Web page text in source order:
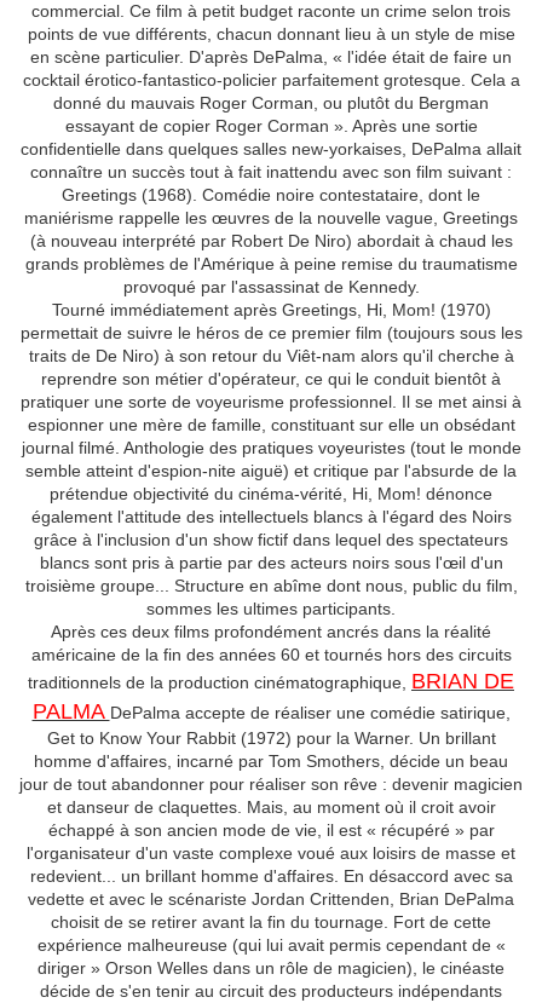
commercial. Ce film à petit budget raconte un crime selon trois
points de vue différents, chacun donnant lieu à un style de mise
en scène particulier. D'après DePalma, « l'idée était de faire un
cocktail érotico-fantastico-policier parfaitement grotesque. Cela a
donné du mauvais Roger Corman, ou plutôt du Bergman
essayant de copier Roger Corman ». Après une sortie
confidentielle dans quelques salles new-yorkaises, DePalma allait
connaître un succès tout à fait inattendu avec son film suivant :
Greetings (1968). Comédie noire contestataire, dont le
maniérisme rappelle les œuvres de la nouvelle vague, Greetings
(à nouveau interprété par Robert De Niro) abordait à chaud les
grands problèmes de l'Amérique à peine remise du traumatisme
provoqué par l'assassinat de Kennedy.
Tourné immédiatement après Greetings, Hi, Mom! (1970)
permettait de suivre le héros de ce premier film (toujours sous les
traits de De Niro) à son retour du Viêt-nam alors qu'il cherche à
reprendre son métier d'opérateur, ce qui le conduit bientôt à
pratiquer une sorte de voyeurisme professionnel. Il se met ainsi à
espionner une mère de famille, constituant sur elle un obsédant
journal filmé. Anthologie des pratiques voyeuristes (tout le monde
semble atteint d'espion-nite aiguë) et critique par l'absurde de la
prétendue objectivité du cinéma-vérité, Hi, Mom! dénonce
également l'attitude des intellectuels blancs à l'égard des Noirs
grâce à l'inclusion d'un show fictif dans lequel des spectateurs
blancs sont pris à partie par des acteurs noirs sous l'œil d'un
troisième groupe... Structure en abîme dont nous, public du film,
sommes les ultimes participants.
Après ces deux films profondément ancrés dans la réalité
américaine de la fin des années 60 et tournés hors des circuits
traditionnels de la production cinématographique, BRIAN DE
PALMA DePalma accepte de réaliser une comédie satirique,
Get to Know Your Rabbit (1972) pour la Warner. Un brillant
homme d'affaires, incarné par Tom Smothers, décide un beau
jour de tout abandonner pour réaliser son rêve : devenir magicien
et danseur de claquettes. Mais, au moment où il croit avoir
échappé à son ancien mode de vie, il est « récupéré » par
l'organisateur d'un vaste complexe voué aux loisirs de masse et
redevient... un brillant homme d'affaires. En désaccord avec sa
vedette et avec le scénariste Jordan Crittenden, Brian DePalma
choisit de se retirer avant la fin du tournage. Fort de cette
expérience malheureuse (qui lui avait permis cependant de «
diriger » Orson Welles dans un rôle de magicien), le cinéaste
décide de s'en tenir au circuit des producteurs indépendants